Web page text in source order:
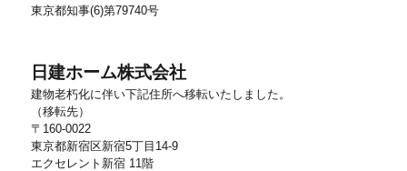
東京都知事(6)第79740号
日建ホーム株式会社
建物老朽化に伴い下記住所へ移転いたしました。
（移転先）
〒160-0022
東京都新宿区新宿5丁目14-9
エクセレント新宿 11階